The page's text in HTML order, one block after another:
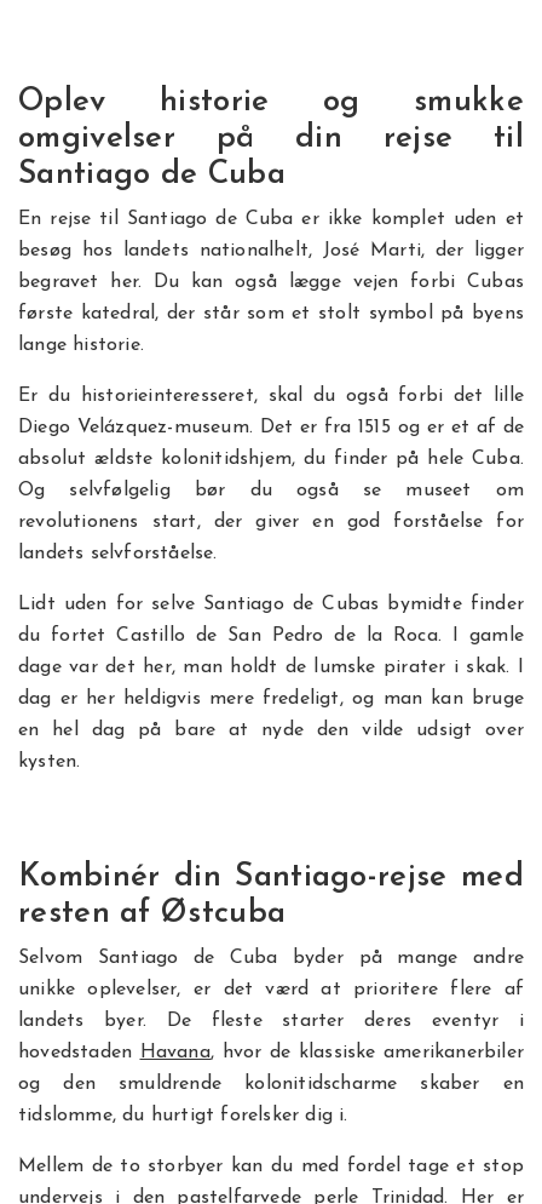
Oplev historie og smukke
omgivelser på din rejse til
Santiago de Cuba
En rejse til Santiago de Cuba er ikke komplet uden et
besøg hos landets nationalhelt, José Marti, der ligger
begravet her. Du kan også lægge vejen forbi Cubas
første katedral, der står som et stolt symbol på byens
lange historie.
Er du historieinteresseret, skal du også forbi det lille
Diego Velázquez-museum. Det er fra 1515 og er et af de
absolut ældste kolonitidshjem, du finder på hele Cuba.
Og selvfølgelig bør du også se museet om
revolutionens start, der giver en god forståelse for
landets selvforståelse.
Lidt uden for selve Santiago de Cubas bymidte finder
du fortet Castillo de San Pedro de la Roca. I gamle
dage var det her, man holdt de lumske pirater i skak. I
dag er her heldigvis mere fredeligt, og man kan bruge
en hel dag på bare at nyde den vilde udsigt over
kysten.
Kombinér din Santiago-rejse med
resten af Østcuba
Selvom Santiago de Cuba byder på mange andre
unikke oplevelser, er det værd at prioritere flere af
landets byer. De fleste starter deres eventyr i
hovedstaden
Havana, hvor de klassiske amerikanerbiler
og den smuldrende kolonitidscharme skaber en
tidslomme, du hurtigt forelsker dig i.
Mellem de to storbyer kan du med fordel tage et stop
undervejs i den pastelfarvede perle
Trinidad. Her er